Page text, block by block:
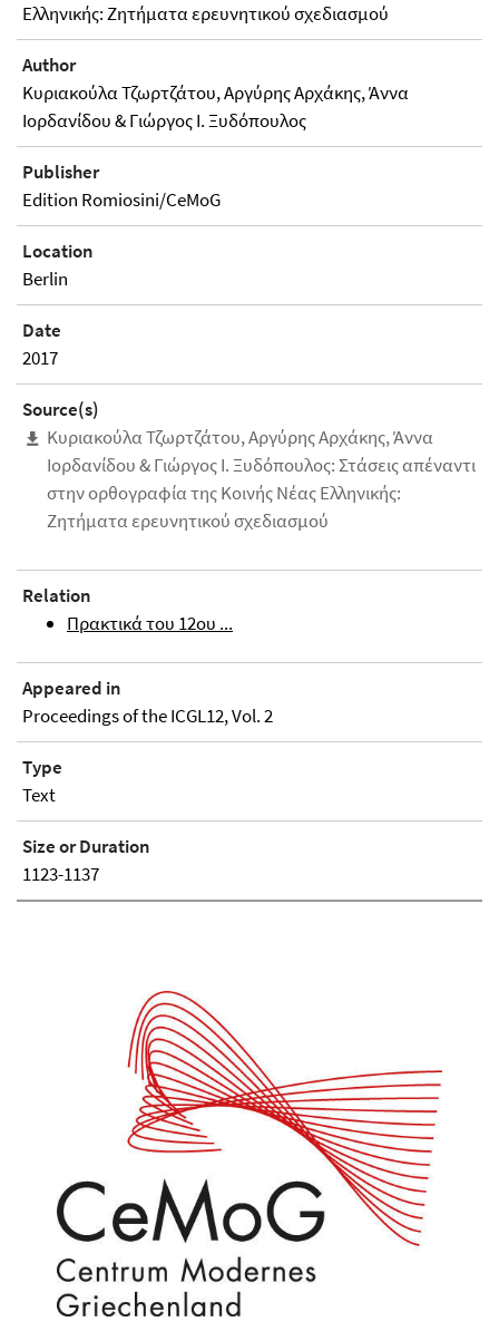
Ελληνικής: Ζητήματα ερευνητικού σχεδιασμού
Author
Kυριακούλα Τζωρτζάτου, Aργύρης Αρχάκης, Άννα
Ιορδανίδου & Γιώργος Ι. Ξυδόπουλος
Publisher
Edition Romiosini/CeMoG
Location
Berlin
Date
2017
Source(s)
Kυριακούλα Τζωρτζάτου, Aργύρης Αρχάκης, Άννα
Ιορδανίδου & Γιώργος Ι. Ξυδόπουλος: Στάσεις απέναντι
στην ορθογραφία της Κοινής Νέας Ελληνικής:
Ζητήματα ερευνητικού σχεδιασμού
Relation
Πρακτικά του 12ου ...
Appeared in
Proceedings of the ICGL12, Vol. 2
Type
Text
Size or Duration
1123-1137